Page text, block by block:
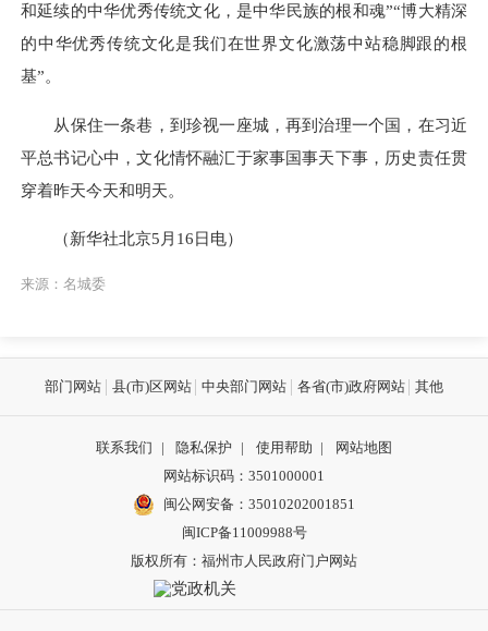
和延续的中华优秀传统文化，是中华民族的根和魂”“博大精深
的中华优秀传统文化是我们在世界文化激荡中站稳脚跟的根
基”。
从保住一条巷，到珍视一座城，再到治理一个国，在习近
平总书记心中，文化情怀融汇于家事国事天下事，历史责任贯
穿着昨天今天和明天。
（新华社北京5月16日电）
来源：名城委
部门网站 县(市)区网站 中央部门网站 各省(市)政府网站 其他
联系我们 | 隐私保护 | 使用帮助 |
网站地图
网站标识码：3501000001
闽公网安备： 35010202001851
闽ICP备11009988号
版权所有：福州市人民政府门户网站